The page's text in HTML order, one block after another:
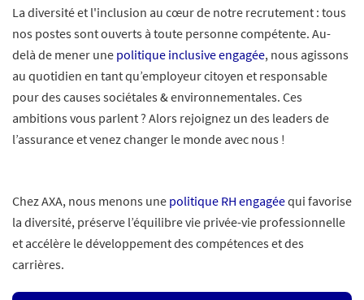
La diversité et l'inclusion au cœur de notre recrutement : tous
nos postes sont ouverts à toute personne compétente. Au-
delà de mener une politique inclusive engagée, nous agissons
au quotidien en tant qu’employeur citoyen et responsable
pour des causes sociétales & environnementales. Ces
ambitions vous parlent ? Alors rejoignez un des leaders de
l’assurance et venez changer le monde avec nous !
Chez AXA, nous menons une politique RH engagéequi favorise
la diversité, préserve l’équilibre vie privée-vie professionnelle
et accélère le développement des compétences et des
carrières.